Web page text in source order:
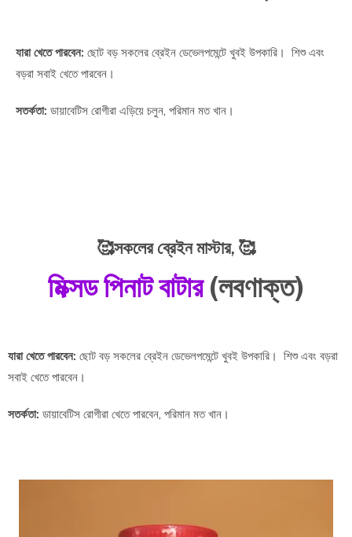
যারা খেতে পারবেন: ছোট বড় সকলের ব্রেইন ডেভেলপমেন্টে খুবই উপকারি। শিশু এবং
বড়রা সবাই খেতে পারবেন।
সতর্কতা: ডায়াবেটিস রোগীরা এড়িয়ে চলুন, পরিমান মত খান।
🥰সকলের ব্রেইন মাস্টার, 🥰
মিক্সড পিনাট বাটার (লবণাক্ত)
যারা খেতে পারবেন: ছোট বড় সকলের ব্রেইন ডেভেলপমেন্টে খুবই উপকারি। শিশু এবং বড়রা
সবাই খেতে পারবেন।
সতর্কতা: ডায়াবেটিস রোগীরা খেতে পারবেন, পরিমান মত খান।